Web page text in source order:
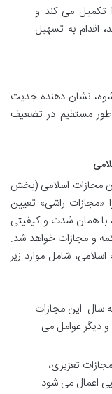
تکمیل می کند و
اقدام به تسهیل
نشان دهنده جدیت
طور مستقیم در تضعیف
پیش تر اشاره شد، ماده ۵۹۳ قانون مجازات اسلامی (بخش
«مجازات راشی» تعیین
با همان شدت و کیفیتی
و مجازات خواهد شد.
۵۹۲ قانون مجازات اسلامی، شامل موارد زیر
این مجازات
دیگر عوامل می
مجازات تعزیری،
اعمال می شود.